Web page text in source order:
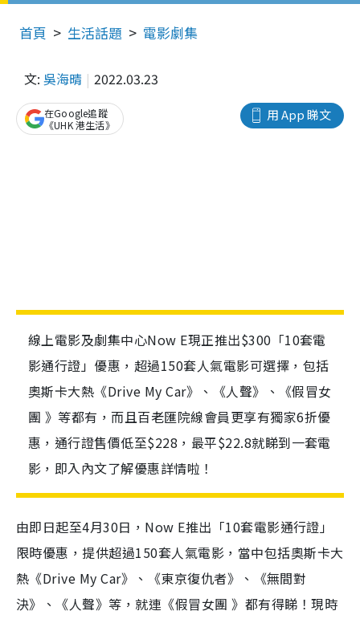
首頁 生活話題 電影劇集
文: 吳海晴 2022.03.23
用 App 睇文
在Google追蹤
《UHK 港生活》
線上電影及劇集中心Now E現正推出$300「10套電
影通行證」優惠，超過150套人氣電影可選擇，包括
奧斯卡大熱《Drive My Car》、《人聲》、《假冒女
團 》等都有，而且百老匯院線會員更享有獨家6折優
惠，通行證售價低至$228，最平$22.8就睇到一套電
影，即入內文了解優惠詳情啦！
由即日起至4月30日，Now E推出「10套電影通行證」
限時優惠，提供超過150套人氣電影，當中包括奧斯卡大
熱《Drive My Car》、《東京復仇者》、《無間對
決》、《人聲》等，就連《假冒女團 》都有得睇！現時